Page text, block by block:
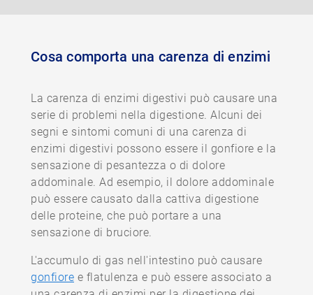
Cosa comporta una carenza di enzimi
La carenza di enzimi digestivi può causare una
serie di problemi nella digestione. Alcuni dei
segni e sintomi comuni di una carenza di
enzimi digestivi possono essere il gonfiore e la
sensazione di pesantezza o di dolore
addominale. Ad esempio, il dolore addominale
può essere causato dalla cattiva digestione
delle proteine, che può portare a una
sensazione di bruciore.
L'accumulo di gas nell'intestino può causare
gonfiore e flatulenza e può essere associato a